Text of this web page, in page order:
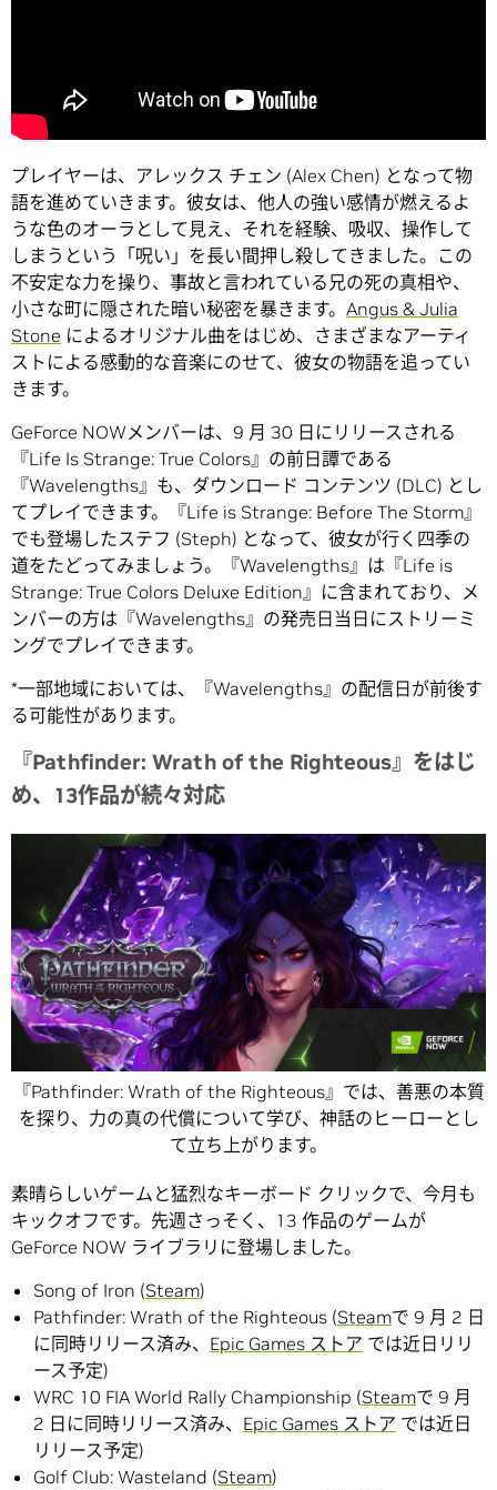
プレイヤーは、アレックス チェン (Alex Chen) となって物
語を進めていきます。彼女は、他人の強い感情が燃えるよ
うな色のオーラとして見え、それを経験、吸収、操作して
しまうという「呪い」を長い間押し殺してきました。この
不安定な力を操り、事故と言われている兄の死の真相や、
小さな町に隠された暗い秘密を暴きます。 Angus & Julia
Stone によるオリジナル曲をはじめ、さまざまなアーティ
ストによる感動的な音楽にのせて、彼女の物語を追ってい
きます。
GeForce NOWメンバーは、9 月 30 日にリリースされる
『Life Is Strange: True Colors』の前日譚である
『Wavelengths』も、ダウンロード コンテンツ (DLC) とし
てプレイできます。『Life is Strange: Before The Storm』
でも登場したステフ (Steph) となって、彼女が行く四季の
道をたどってみましょう。『Wavelengths』は『Life is
Strange: True Colors Deluxe Edition』に含まれており、メ
ンバーの方は『Wavelengths』の発売日当日にストリーミ
ングでプレイできます。
*一部地域においては、『Wavelengths』の配信日が前後す
る可能性があります。
『Pathfinder: Wrath of the Righteous』をはじ
め、13作品が続々対応
『Pathfinder: Wrath of the Righteous』では、善悪の本質
を探り、力の真の代償について学び、神話のヒーローとし
て立ち上がります。
素晴らしいゲームと猛烈なキーボード クリックで、今月も
キックオフです。先週さっそく、13 作品のゲームが
GeForce NOW ライブラリに登場しました。
Song of Iron (Steam)
Pathfinder: Wrath of the Righteous (Steamで 9 月 2 日
に同時リリース済み、 Epic Games ストア では近日リリ
ース予定)
WRC 10 FIA World Rally Championship (Steamで 9 月
2 日に同時リリース済み、 Epic Games ストア では近日
リリース予定)
Golf Club: Wasteland (Steam)